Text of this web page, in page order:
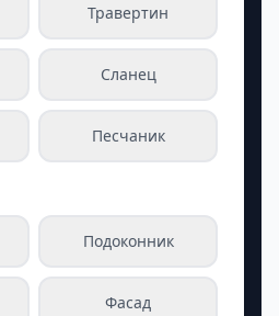
Травертин
Сланец
Песчаник
Подоконник
Фасад